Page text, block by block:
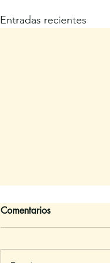
Entradas recientes
Comentarios